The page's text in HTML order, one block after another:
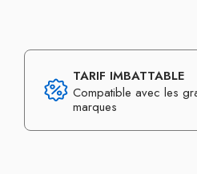
TARIF IMBATTABLE
Compatible avec les
marques